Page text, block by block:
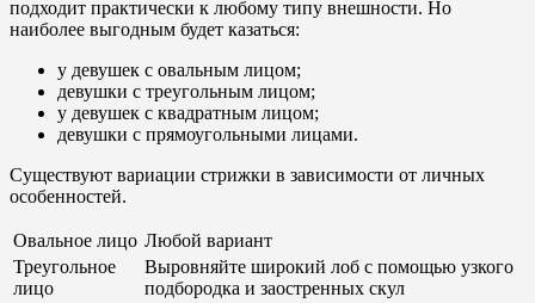
подходит практически к любому типу внешности. Но
наиболее выгодным будет казаться:
у девушек с овальным лицом;
девушки с треугольным лицом;
у девушек с квадратным лицом;
девушки с прямоугольными лицами.
Существуют вариации стрижки в зависимости от личных
особенностей.
Овальное лицо Любой вариант
Треугольное
лицо
Выровняйте широкий лоб с помощью узкого
подбородка и заостренных скул